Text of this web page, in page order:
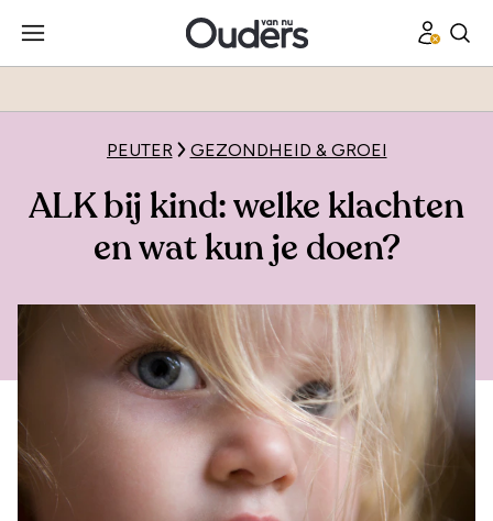
PEUTER GEZONDHEID & GROEI
ALK bij kind: welke klachten
en wat kun je doen?